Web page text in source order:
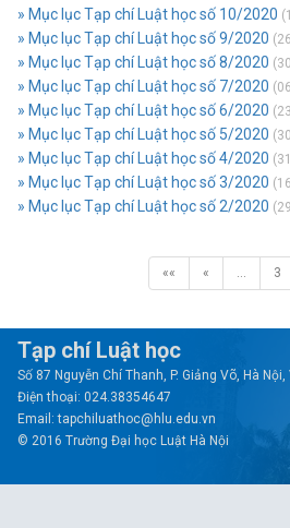
» Mục lục Tạp chí Luật học số 10/2020
» Mục lục Tạp chí Luật học số 9/2020
» Mục lục Tạp chí Luật học số 8/2020
» Mục lục Tạp chí Luật học số 7/2020
» Mục lục Tạp chí Luật học số 6/2020
» Mục lục Tạp chí Luật học số 5/2020
» Mục lục Tạp chí Luật học số 4/2020
» Mục lục Tạp chí Luật học số 3/2020
» Mục lục Tạp chí Luật học số 2/2020
«« « … 3
Tạp chí Luật học
Số 87 Nguyễn Chí Thanh, P. Giảng Võ, Hà Nội,
Điện thoại: 024.38354647
Email: tapchiluathoc@hlu.edu.vn
© 2016 Trường Đại học Luật Hà Nội